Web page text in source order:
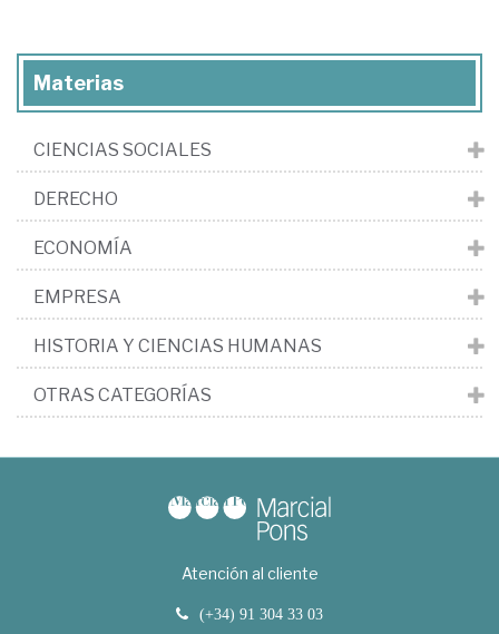
Materias
CIENCIAS SOCIALES
DERECHO
ECONOMÍA
EMPRESA
HISTORIA Y CIENCIAS HUMANAS
OTRAS CATEGORÍAS
Atención al cliente
(+34) 91 304 33 03